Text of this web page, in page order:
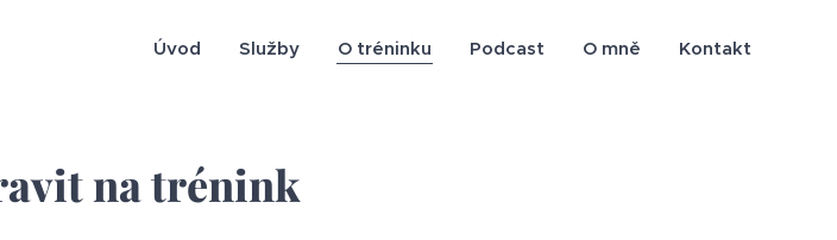
Úvod Služby O tréninku Podcast O mně Kontakt
na trénink